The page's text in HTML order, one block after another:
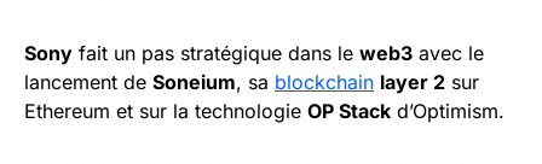
Sony fait un pas stratégique dans le web3 avec le
lancement de Soneium, sa blockchain layer 2 sur
Ethereum et sur la technologie OP Stack d’Optimism.